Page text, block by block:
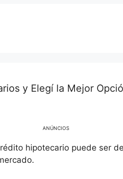
y Elegí la Mejor
ANÚNCIOS
hipotecario puede ser